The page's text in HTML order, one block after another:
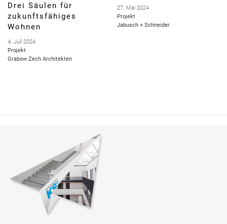
Drei Säulen für
zukunftsfähiges
Wohnen
4. Juli 2024
Projekt
Grabow Zech Architekten
27. Mai 2024
Projekt
Jabusch + Schneider